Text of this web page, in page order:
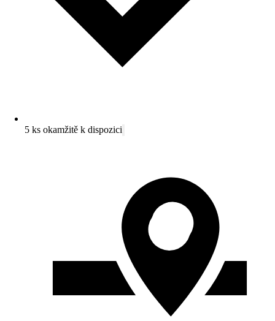
5 ks okamžitě k dispozici